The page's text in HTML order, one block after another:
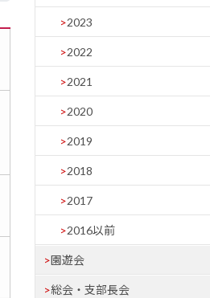
2023
2022
2021
2020
2019
2018
2017
2016以前
園遊会
総会・支部長会